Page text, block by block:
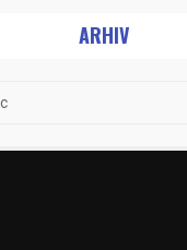
ARHIV